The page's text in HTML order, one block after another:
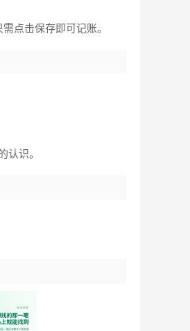
点击保存即可记账。
认识。